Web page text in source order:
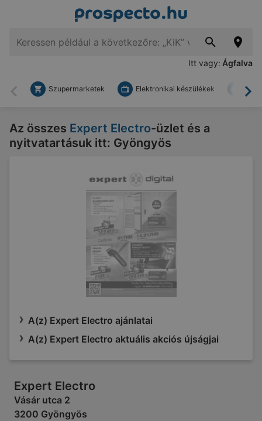
Itt vagy: Ágfalva
Vissza
Szupermarketek Elektronikai készülékek
Az összes Expert Electro-üzlet és a
nyitvatartásuk itt: Gyöngyös
A(z) Expert Electro ajánlatai
A(z) Expert Electro aktuális akciós újságjai
Expert Electro
Vásár utca 2
3200 Gyöngyös